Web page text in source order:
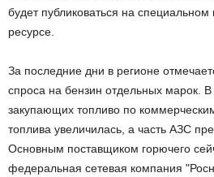
будет публиковаться на
ресурсе.
За последние дни в регионе
спроса на бензин отдельных марок. В
закупающих топливо по
топлива увеличилась, а часть АЗС
Основным поставщиком горючего
федеральная сетевая компания